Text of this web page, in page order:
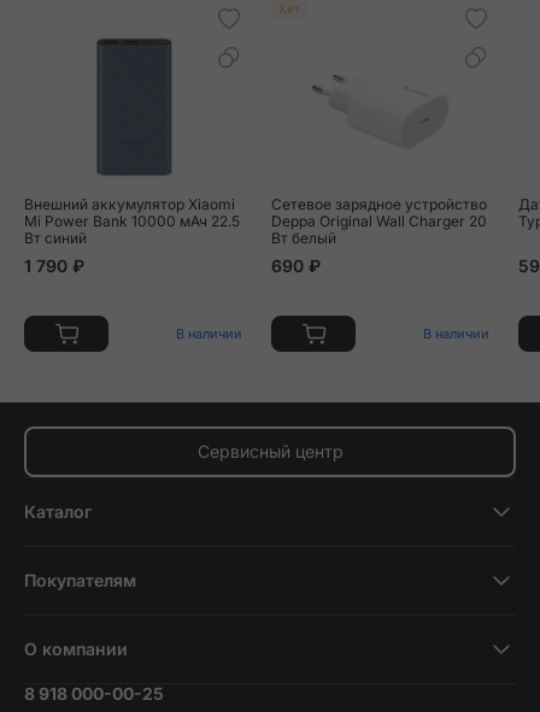
Внешний аккумулятор Xiaomi
Mi Power Bank 10000 мАч 22.5
Вт синий
1 790 ₽
В наличии
Хит
Сетевое зарядное устройство
Deppa Original Wall Charger 20
Вт белый
690 ₽
В наличии
Сервисный центр
Каталог
Планшеты
Наушники и колонки
Покупателям
Трейд-ин
О компании
Вакансии
8 918 000-00-25